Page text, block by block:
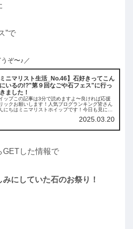
”で
ぞ〜♪／
ミニマリスト生活_No.46】石好きってこん
いるの!?"第９回なごや石フェス"に行っ
ました！
ップこの記事は3分で読めますよ〜良ければ応援
ックお願いします！人気ブログランキング皆さん
にちはミニマリストホイップです！今日も見に来
来てくださり有難うございます！先週は初めてコ...
2025.03.20
GETした情報で
にしていた石のお祭り！